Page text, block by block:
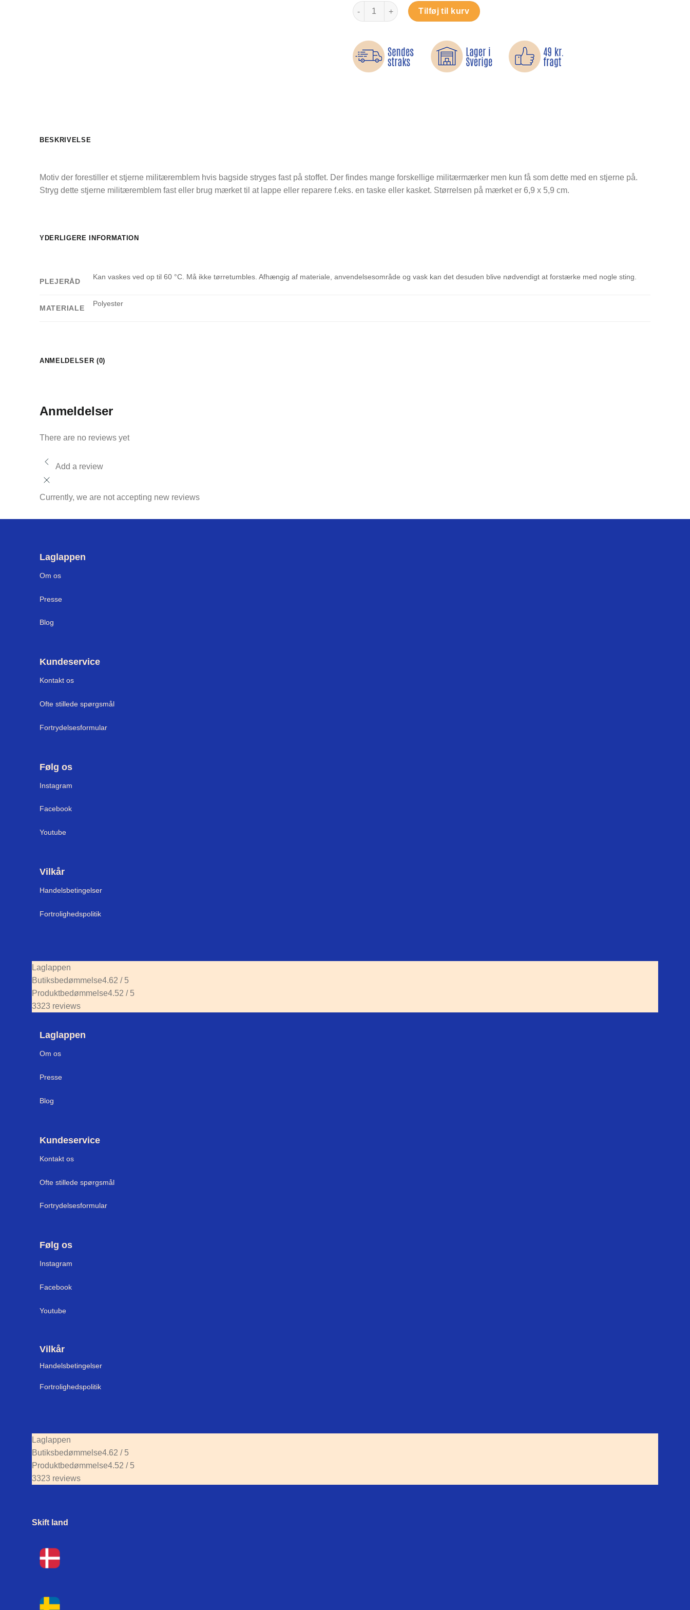
Stjerne militæremblem - Strygemærke antal
Tilføj til kurv
BESKRIVELSE
Motiv der forestiller et stjerne militæremblem hvis bagside stryges fast på stoffet. Der findes mange forskellige militærmærker men kun få som dette med en stjerne på.
Stryg dette stjerne militæremblem fast eller brug mærket til at lappe eller reparere f.eks. en taske eller kasket. Størrelsen på mærket er 6,9 x 5,9 cm.
YDERLIGERE INFORMATION
PLEJERÅD
Kan vaskes ved op til 60 °C. Må ikke tørretumbles. Afhængig af materiale, anvendelsesområde og vask kan det desuden blive nødvendigt at forstærke med nogle sting.
MATERIALE
Polyester
ANMELDELSER (0)
Anmeldelser
There are no reviews yet
Add a review
Currently, we are not accepting new reviews
Laglappen
Om os
Presse
Blog
Kundeservice
Kontakt os
Ofte stillede spørgsmål
Fortrydelsesformular
Følg os
Instagram
Facebook
Youtube
Vilkår
Handelsbetingelser
Fortrolighedspolitik
Laglappen
Butiksbedømmelse4.62 / 5
Produktbedømmelse4.52 / 5
3323 reviews
Laglappen
Om os
Presse
Blog
Kundeservice
Kontakt os
Ofte stillede spørgsmål
Fortrydelsesformular
Følg os
Instagram
Facebook
Youtube
Vilkår
Handelsbetingelser
Fortrolighedspolitik
Laglappen
Butiksbedømmelse4.62 / 5
Produktbedømmelse4.52 / 5
3323 reviews
Skift land